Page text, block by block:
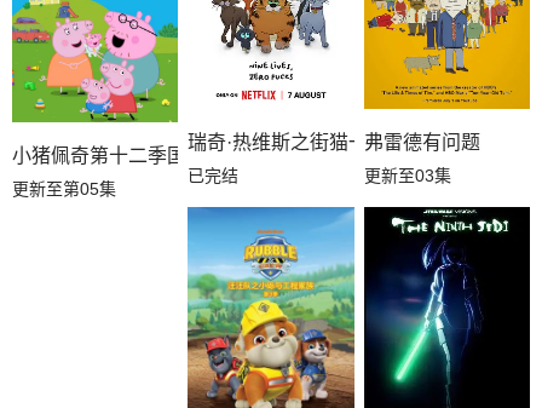
第14集 第13集 第12集
第11集 第10集 第09集
第08集 第07集 第06集
第04集 第03集
第01集
小猪佩奇第十二季国语
更新至第05集
瑞奇·热维斯之街猫一族
已完结
弗雷德有问题
更新至03集